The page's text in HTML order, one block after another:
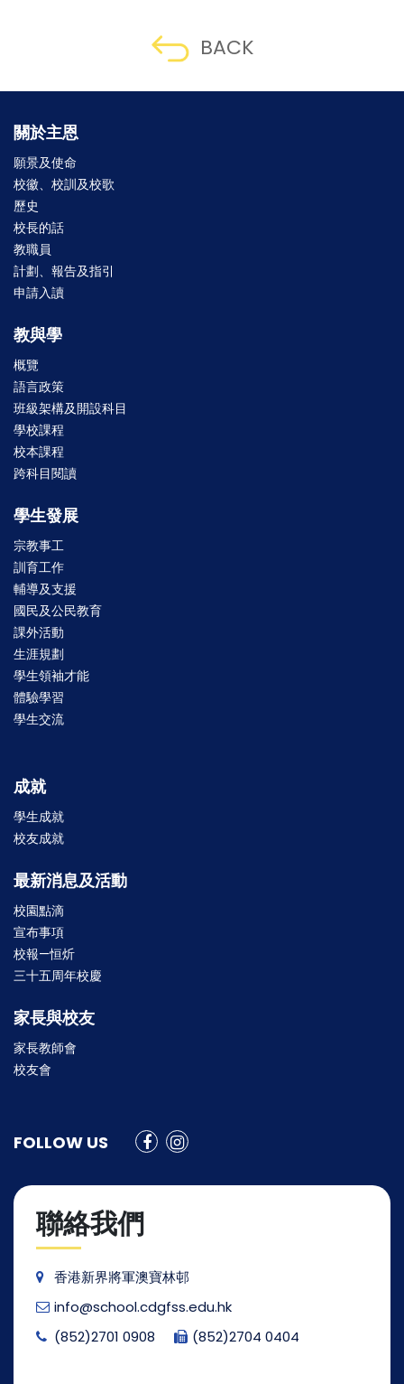
BACK
關於主恩
願景及使命
校徽、校訓及校歌
歷史
校長的話
教職員
計劃、報告及指引
申請入讀
教與學
概覽
語言政策
班級架構及開設科目
學校課程
校本課程
跨科目閱讀
學生發展
宗教事工
訓育工作
輔導及支援
國民及公民教育
課外活動
生涯規劃
學生領袖才能
體驗學習
學生交流
成就
學生成就
校友成就
最新消息及活動
校園點滴
宣布事項
校報—恒炘
三十五周年校慶
家長與校友
家長教師會
校友會
FOLLOW US
聯絡我們
香港新界將軍澳寶林邨
info@school.cdgfss.edu.hk
(852)2701 0908
(852)2704 0404